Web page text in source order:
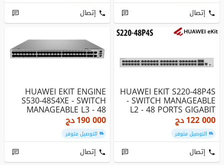
إتصال إتصال
HUAWEI EKIT S220-48P4S
- SWITCH MANAGEABLE
L2 - 48 PORTS GIGABIT
POE+ ...
122 000دج
التوصيل متوفر
إتصال
HUAWEI EKIT ENGINE
S530-48S4XE - SWITCH
MANAGEABLE L3 - 48
PORTS GIGAB...
190 000دج
التوصيل متوفر
إتصال